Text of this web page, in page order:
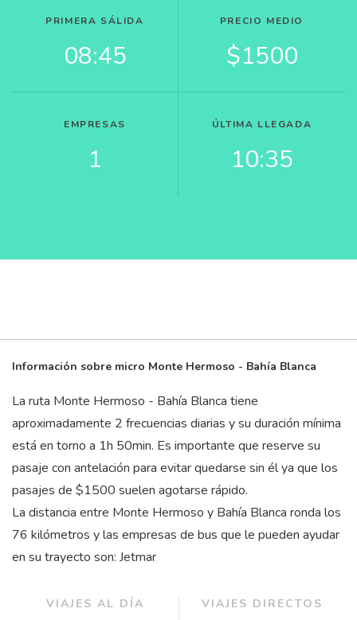
PRIMERA SÁLIDA
08:45
PRECIO MEDIO
$1500
EMPRESAS
1
ÚLTIMA LLEGADA
10:35
Información sobre micro Monte Hermoso - Bahía Blanca
La ruta Monte Hermoso - Bahía Blanca tiene
aproximadamente 2 frecuencias diarias y su duración mínima
está en torno a 1h 50min. Es importante que reserve su
pasaje con antelación para evitar quedarse sin él ya que los
pasajes de $1500 suelen agotarse rápido.
La distancia entre Monte Hermoso y Bahía Blanca ronda los
76 kilómetros y las empresas de bus que le pueden ayudar
en su trayecto son: Jetmar
VIAJES AL DÍA VIAJES DIRECTOS